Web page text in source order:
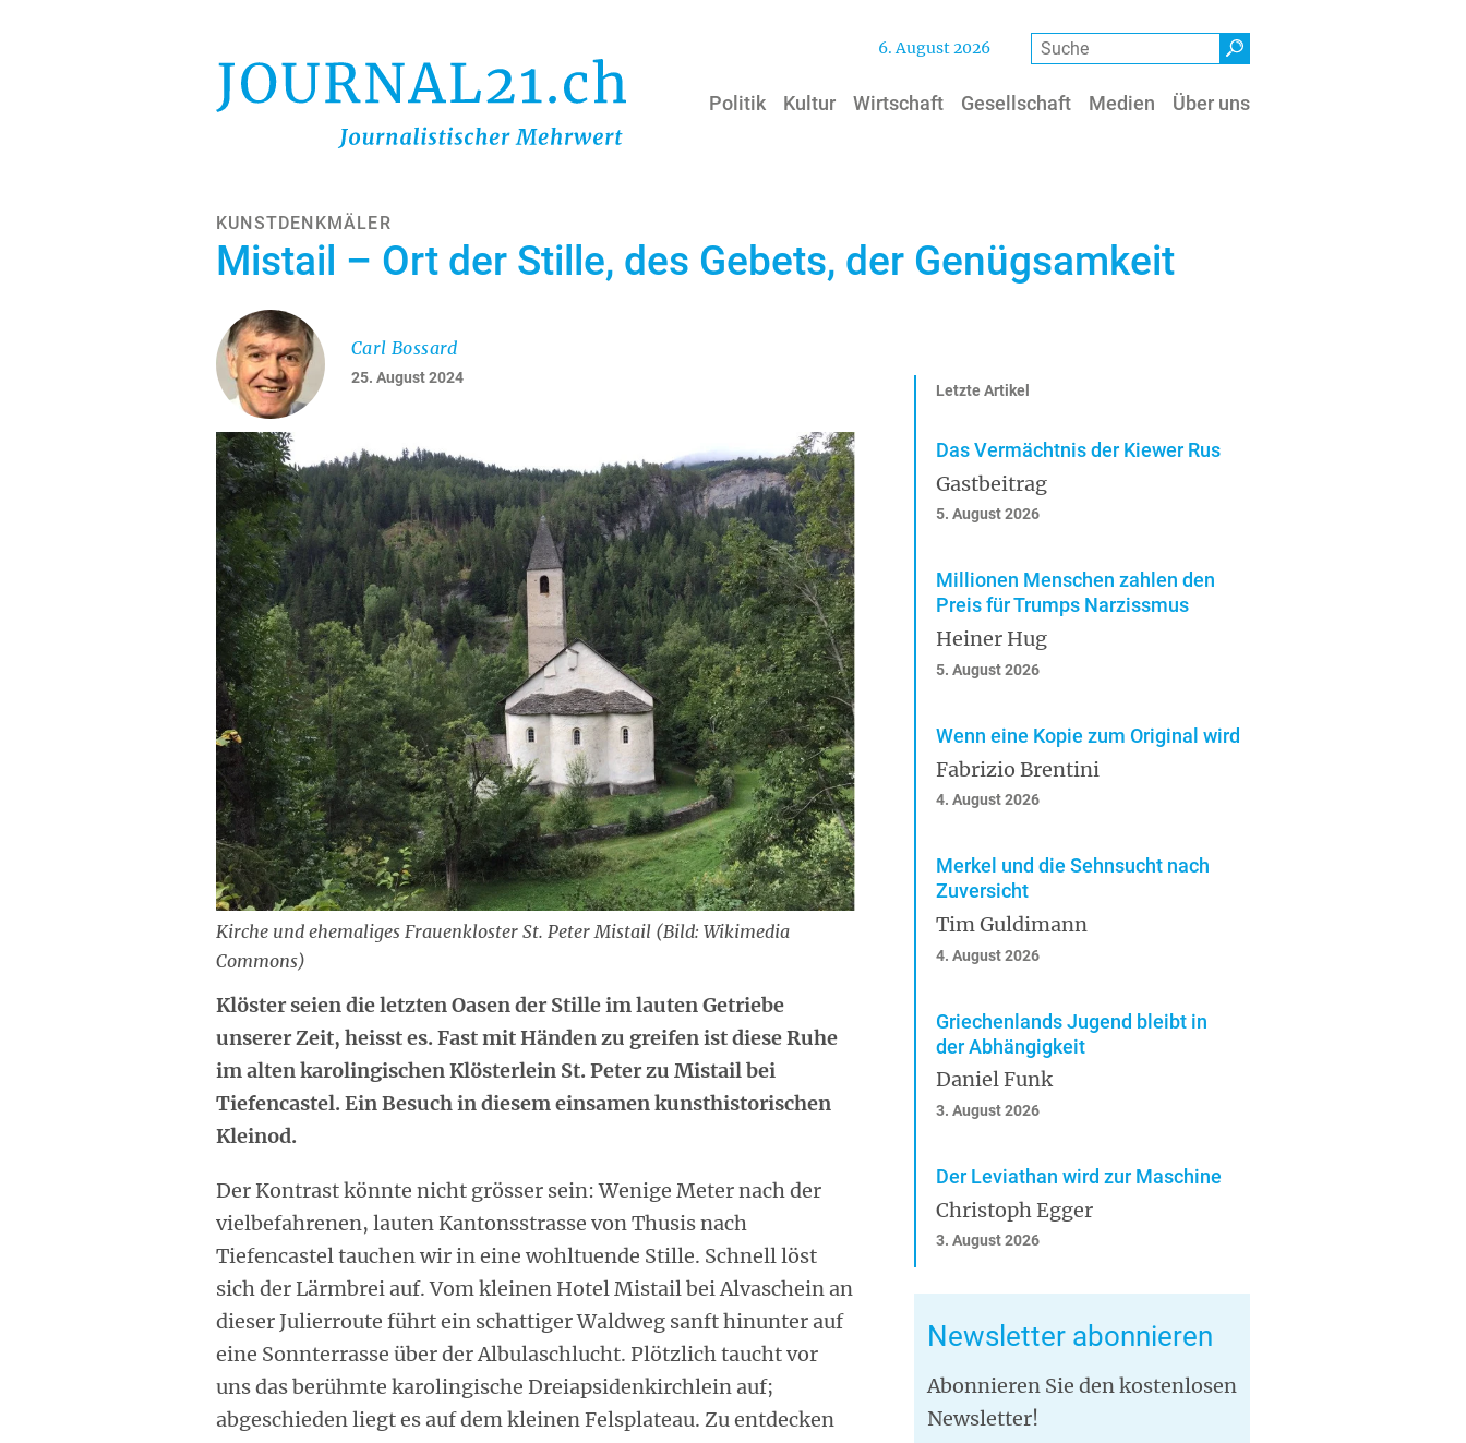
6. August 2026 Suche
Politik Kultur Wirtschaft Gesellschaft Medien Über uns
KUNSTDENKMÄLER
Mistail – Ort der Stille, des Gebets, der Genügsamkeit
25. August 2024
Carl Bossard
Kirche und ehemaliges Frauenkloster St. Peter Mistail (Bild: Wikimedia
Commons)
Klöster seien die letzten Oasen der Stille im lauten Getriebe
unserer Zeit, heisst es. Fast mit Händen zu greifen ist diese Ruhe
im alten karolingischen Klösterlein St. Peter zu Mistail bei
Tiefencastel. Ein Besuch in diesem einsamen kunsthistorischen
Kleinod.
Der Kontrast könnte nicht grösser sein: Wenige Meter nach der
vielbefahrenen, lauten Kantonsstrasse von Thusis nach
Tiefencastel tauchen wir in eine wohltuende Stille. Schnell löst
sich der Lärmbrei auf. Vom kleinen Hotel Mistail bei Alvaschein an
dieser Julierroute führt ein schattiger Waldweg sanft hinunter auf
eine Sonnterrasse über der Albulaschlucht. Plötzlich taucht vor
uns das berühmte karolingische Dreiapsidenkirchlein auf;
abgeschieden liegt es auf dem kleinen Felsplateau. Zu entdecken
Letzte Artikel
Das Vermächtnis der Kiewer Rus
Gastbeitrag
5. August 2026
Millionen Menschen zahlen den
Preis für Trumps Narzissmus
Heiner Hug
5. August 2026
Wenn eine Kopie zum Original wird
Fabrizio Brentini
4. August 2026
Merkel und die Sehnsucht nach
Zuversicht
Tim Guldimann
4. August 2026
Griechenlands Jugend bleibt in
der Abhängigkeit
Daniel Funk
3. August 2026
Der Leviathan wird zur Maschine
Christoph Egger
3. August 2026
Newsletter abonnieren
Abonnieren Sie den kostenlosen
Newsletter!